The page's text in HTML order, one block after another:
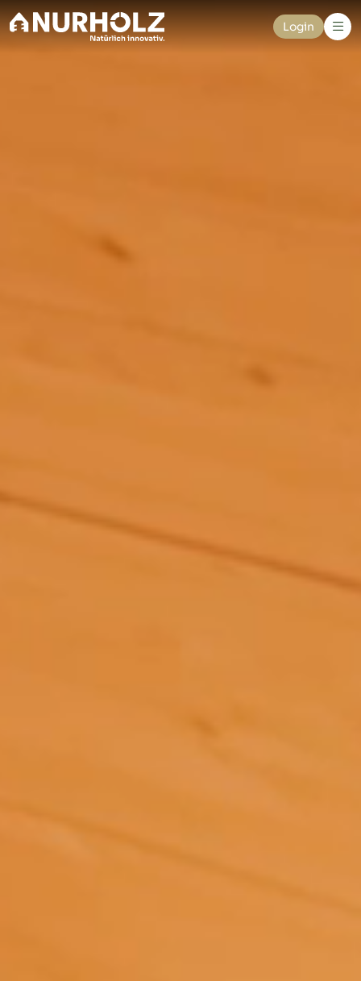
Login